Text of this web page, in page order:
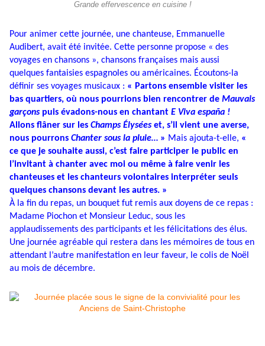
Grande effervescence en cuisine !
Pour animer cette journée, une chanteuse, Emmanuelle
Audibert, avait été invitée. Cette personne propose « des
voyages en chansons », chansons françaises mais aussi
quelques fantaisies espagnoles ou américaines. Écoutons-la
définir ses voyages musicaux : « Partons ensemble visiter les
bas quartiers, où nous pourrions bien rencontrer de Mauvais
garçonspuis évadons-nous en chantant E Viva españa !
Allons flâner sur les Champs Élyséeset, s’il vient une averse,
nous pourrons Chanter sous la pluie… » Mais ajouta-t-elle, «
ce que je souhaite aussi, c’est faire participer le public en
l’invitant à chanter avec moi ou même à faire venir les
chanteuses et les chanteurs volontaires interpréter seuls
quelques chansons devant les autres. »
À la fin du repas, un bouquet fut remis aux doyens de ce repas :
Madame Piochon et Monsieur Leduc, sous les
applaudissements des participants et les félicitations des élus.
Une journée agréable qui restera dans les mémoires de tous en
attendant l’autre manifestation en leur faveur, le colis de Noël
au mois de décembre.